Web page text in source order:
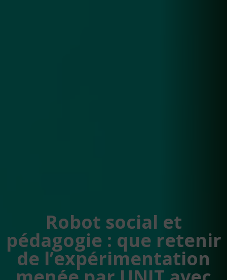
Robot social et
pédagogie : que retenir
de l’expérimentation